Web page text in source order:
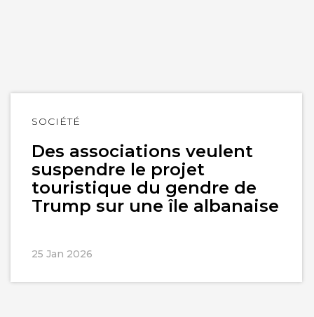
SOCIÉTÉ
Des associations veulent
suspendre le projet
touristique du gendre de
Trump sur une île albanaise
25 Jan 2026
Lire